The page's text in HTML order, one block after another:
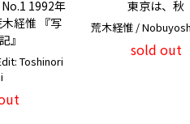
1992年
経惟 『写
』
Toshinori
東京は、秋
荒木経惟 /
sold out